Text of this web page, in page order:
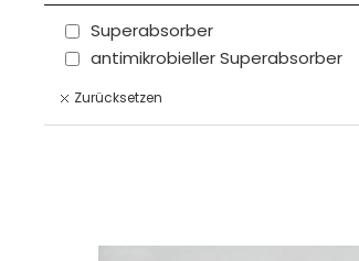
Superabsorber
antimikrobieller Superabsorber
Zurücksetzen